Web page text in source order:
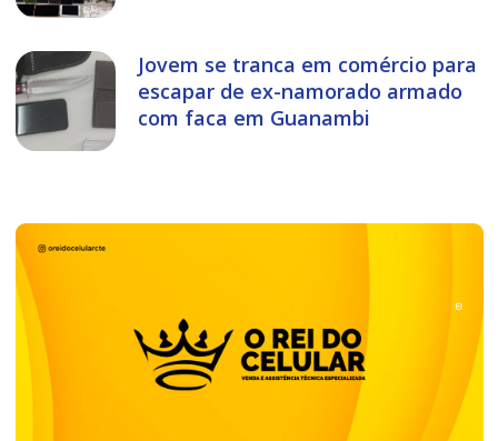
Jovem se tranca em comércio para
escapar de ex-namorado armado
com faca em Guanambi